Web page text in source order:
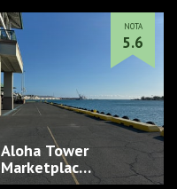
Aloha Tower
Marketplac…
NOTA
5.6